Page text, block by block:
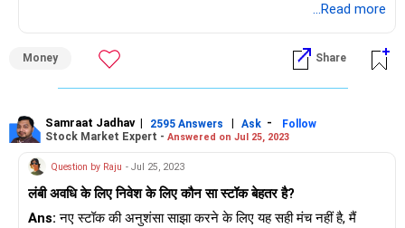
2) बैंक और वित्तीय सेवाएँ
3) स्पेशलिटी केमिकल और एग्रो केमिकल
4) औद्योगिक मशीनरी विनिर्माण
6) रेलवे थीम
7) इन्फ्रास्ट्रक्चर
आप लंबी अवधि के लिए निवेश करने के लिए इन क्षेत्रों में नेतृत्व की स्थिति वाली
कंपनियों को पा सकते हैं।
...Read more
Money Share
Samraat Jadhav| 2595 Answers | Ask -
Follow
Stock Market Expert - Answered on Jul 25, 2023
Question by Raju - Jul 25, 2023
लंबी अवधि के लिए निवेश के लिए कौन सा स्टॉक बेहतर है?
Ans: नए स्टॉक की अनुशंसा साझा करने के लिए यह सही मंच नहीं है, मैं